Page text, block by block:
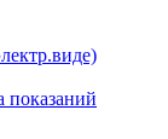
показаний